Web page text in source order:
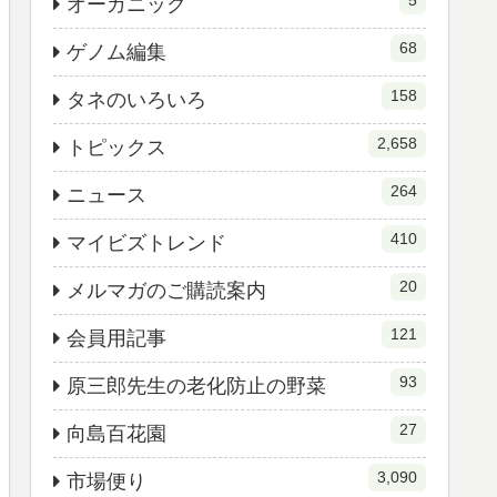
オーガニック
ゲノム編集 68
タネのいろいろ 158
トピックス 2,658
ニュース 264
マイビズトレンド 410
メルマガのご購読案内 20
会員用記事 121
原三郎先生の老化防止の野菜 93
向島百花園 27
市場便り 3,090